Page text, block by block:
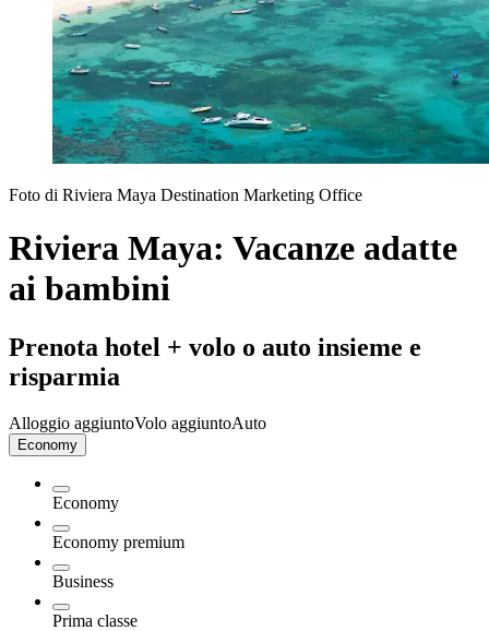
Foto di Riviera Maya Destination Marketing Office
Riviera Maya: Vacanze adatte
ai bambini
Prenota hotel + volo o auto insieme e
risparmia
Alloggio aggiuntoVolo aggiuntoAuto
Economy
Economy
Economy premium
Business
Prima classe